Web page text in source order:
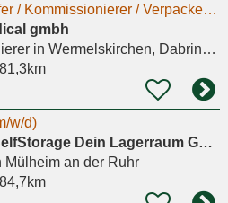
Montagehelfer / Kommissionierer / Verpacker (m/w/d)
gmbh
in Wermelskirchen, Dabringhausen
81,3km
w/d)
MyPlace - SelfStorage Dein Lagerraum GmbH
an der Ruhr
84,7km